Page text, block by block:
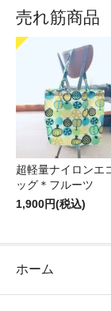
売れ筋商品
超軽量ナイロンエ
ッグ＊フルーツ
1,900円(税込)
ホーム